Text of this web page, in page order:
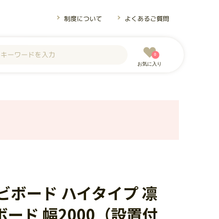
制度について よくあるご質問
お気に入り
0
ボード ハイタイプ 凛
ド 幅2000（設置付